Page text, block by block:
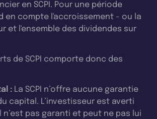
en SCPI. Pour une période
en compte l'accroissement - ou la
et l'ensemble des dividendes sur
de SCPI comporte donc des
: La SCPI n’offre aucune garantie
capital. L’investisseur est averti
pas garanti et peut ne pas lui